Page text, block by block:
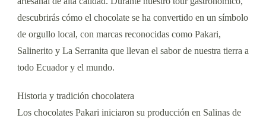
descubrirás cómo el chocolate se ha convertido en un símbolo
de orgullo local, con marcas reconocidas como Pakari,
Salinerito y La Serranita que llevan el sabor de nuestra tierra a
todo Ecuador y el mundo.
Historia y tradición chocolatera
Los chocolates Pakari iniciaron su producción en Salinas de